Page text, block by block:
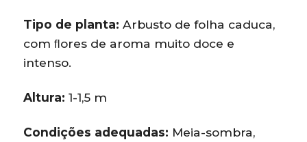
Tipo de planta: Arbusto de folha caduca,
com ﬂores de aroma muito doce e
intenso.
Altura: 1-1,5 m
Condições adequadas: Meia-sombra,